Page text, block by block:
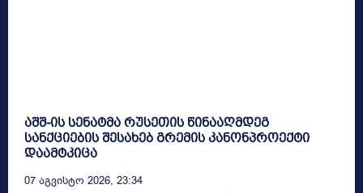
აშშ-ის სენატმა რუსეთის წინააღმდეგ
სანქციების შესახებ გრემის კანონპროექტი
დაამტკიცა
07 Აგვისტო 2026, 23:34